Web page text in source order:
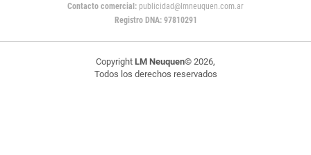
Contacto comercial: publicidad@lmneuquen.com.ar
Registro DNA: 97810291
Copyright LM Neuquen© 2026,
Todos los derechos reservados